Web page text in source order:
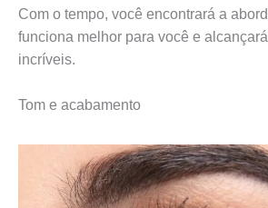
Com o tempo, você encontrará a
funciona melhor para você e
incríveis.
Tom e acabamento